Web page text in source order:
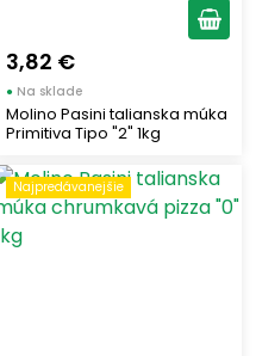
3,82 €
● Na sklade
Molino Pasini talianska múka
Primitiva Tipo "2" 1kg
Najpredávanejšie